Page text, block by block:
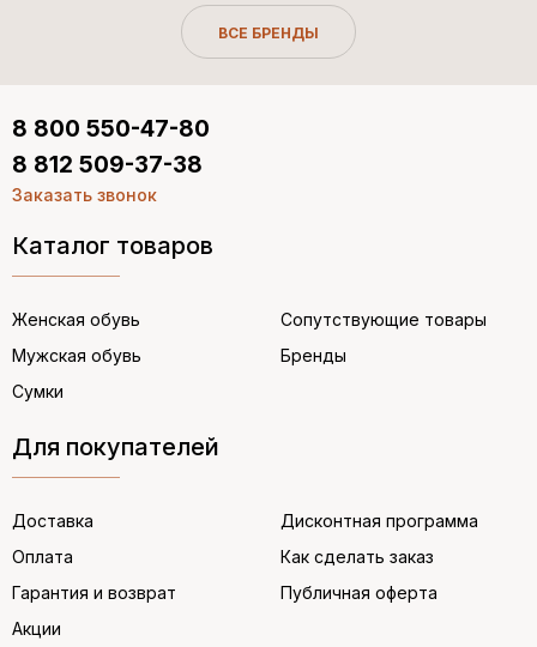
ВСЕ БРЕНДЫ
Каталог товаров
Женская обувь
Мужская обувь
Сумки
Сопутствующие товары
Бренды
Для покупателей
Доставка
Оплата
Гарантия и возврат
Акции
Дисконтная программа
Как сделать заказ
Публичная оферта
8 800 550-47-80
8 812 509-37-38
Заказать звонок